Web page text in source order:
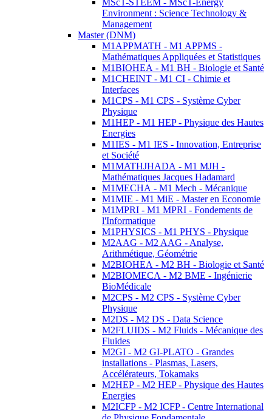
MScT-STEEM - MScT-Energy
Environment : Science Technology &
Management
Master (DNM)
M1APPMATH - M1 APPMS -
Mathématiques Appliquées et Statistiques
M1BIOHEA - M1 BH - Biologie et Santé
M1CHEINT - M1 CI - Chimie et
Interfaces
M1CPS - M1 CPS - Système Cyber
Physique
M1HEP - M1 HEP - Physique des Hautes
Energies
M1IES - M1 IES - Innovation, Entreprise
et Société
M1MATHJHADA - M1 MJH -
Mathématiques Jacques Hadamard
M1MECHA - M1 Mech - Mécanique
M1MIE - M1 MiE - Master en Economie
M1MPRI - M1 MPRI - Fondements de
l'Informatique
M1PHYSICS - M1 PHYS - Physique
M2AAG - M2 AAG - Analyse,
Arithmétique, Géométrie
M2BIOHEA - M2 BH - Biologie et Santé
M2BIOMECA - M2 BME - Ingénierie
BioMédicale
M2CPS - M2 CPS - Système Cyber
Physique
M2DS - M2 DS - Data Science
M2FLUIDS - M2 Fluids - Mécanique des
Fluides
M2GI - M2 GI-PLATO - Grandes
installations - Plasmas, Lasers,
Accélérateurs, Tokamaks
M2HEP - M2 HEP - Physique des Hautes
Energies
M2ICFP - M2 ICFP - Centre International